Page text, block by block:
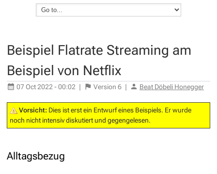
Beispiel Flatrate Streaming am
Beispiel von Netflix
07 Oct 2022 - 00:02 | Version 6 | Beat Döbeli Honegger
Vorsicht: Dies ist erst ein Entwurf eines Beispiels. Er wurde
noch nicht intensiv diskutiert und gegengelesen.
Alltagsbezug